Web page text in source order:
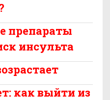
препараты
инсульта
как выйти из